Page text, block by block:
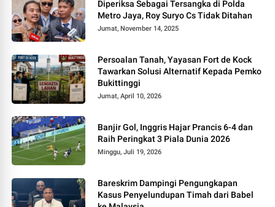
Diperiksa Sebagai Tersangka di Polda
Metro Jaya, Roy Suryo Cs Tidak Ditahan
Jumat, November 14, 2025
Persoalan Tanah, Yayasan Fort de Kock
Tawarkan Solusi Alternatif Kepada Pemko
Bukittinggi
Jumat, April 10, 2026
Banjir Gol, Inggris Hajar Prancis 6-4 dan
Raih Peringkat 3 Piala Dunia 2026
Minggu, Juli 19, 2026
Bareskrim Dampingi Pengungkapan
Kasus Penyelundupan Timah dari Babel